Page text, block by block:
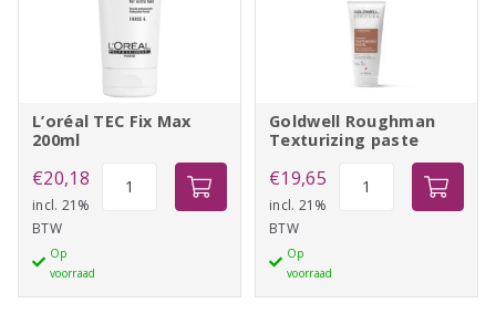
L’oréal TEC Fix Max
200ml
€20,18
incl. 21%
BTW
Op
voorraad
Goldwell Roughman
Texturizing paste
€19,65
incl. 21%
BTW
Op
voorraad